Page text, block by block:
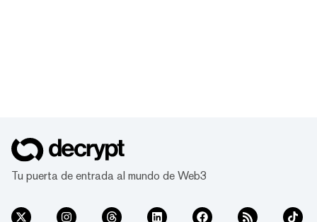
Tu puerta de entrada al mundo de Web3